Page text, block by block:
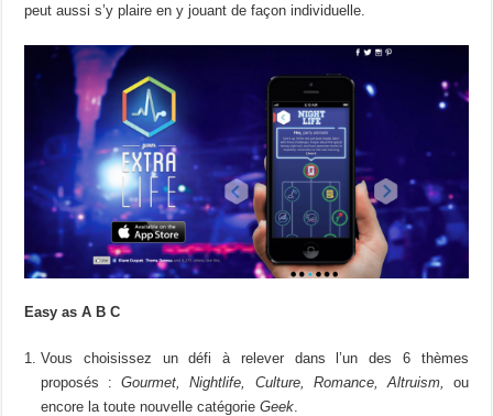
peut aussi s’y plaire en y jouant de façon individuelle.
Easy as A B C
Vous choisissez un défi à relever dans l’un des 6 thèmes
proposés :Gourmet, Nightlife, Culture, Romance, Altruism, ou
encore la toute nouvelle catégorieGeek